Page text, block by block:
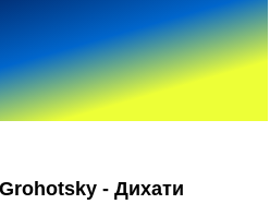
- Дихати